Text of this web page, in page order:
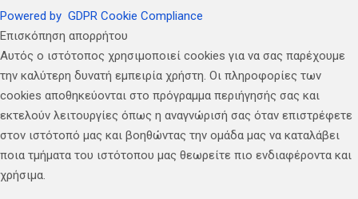
Powered by GDPR Cookie Compliance
Επισκόπηση απορρήτου
Αυτός ο ιστότοπος χρησιμοποιεί cookies για να σας παρέχουμε
την καλύτερη δυνατή εμπειρία χρήστη. Οι πληροφορίες των
cookies αποθηκεύονται στο πρόγραμμα περιήγησής σας και
εκτελούν λειτουργίες όπως η αναγνώρισή σας όταν επιστρέφετε
στον ιστότοπό μας και βοηθώντας την ομάδα μας να καταλάβει
ποια τμήματα του ιστότοπου μας θεωρείτε πιο ενδιαφέροντα και
χρήσιμα.